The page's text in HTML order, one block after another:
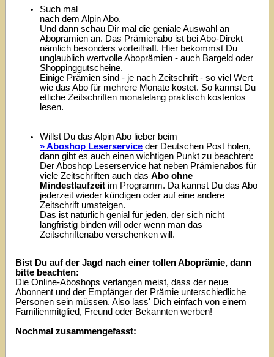
Such mal
nach dem Alpin Abo.
Und dann schau Dir mal die geniale Auswahl an
Aboprämien an. Das Prämienabo ist bei Abo-Direkt
nämlich besonders vorteilhaft. Hier bekommst Du
unglaublich wertvolle Aboprämien - auch Bargeld oder
Shoppinggutscheine.
Einige Prämien sind - je nach Zeitschrift - so viel Wert
wie das Abo für mehrere Monate kostet. So kannst Du
etliche Zeitschriften monatelang praktisch kostenlos
lesen.
Willst Du das Alpin Abo lieber beim
» Aboshop Leserservice der Deutschen Post holen,
dann gibt es auch einen wichtigen Punkt zu beachten:
Der Aboshop Leserservice hat neben Prämienabos für
viele Zeitschriften auch das Abo ohne
Mindestlaufzeit im Programm. Da kannst Du das Abo
jederzeit wieder kündigen oder auf eine andere
Zeitschrift umsteigen.
Das ist natürlich genial für jeden, der sich nicht
langfristig binden will oder wenn man das
Zeitschriftenabo verschenken will.
Bist Du auf der Jagd nach einer tollen Aboprämie, dann
bitte beachten:
Die Online-Aboshops verlangen meist, dass der neue
Abonnent und der Empfänger der Prämie unterschiedliche
Personen sein müssen. Also lass' Dich einfach von einem
Familienmitglied, Freund oder Bekannten werben!
Nochmal zusammengefasst: